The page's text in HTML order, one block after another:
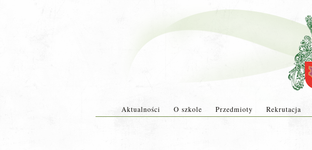
Aktualności O szkole Przedmioty Rekrutacja